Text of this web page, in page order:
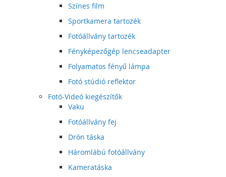
Színes film
Sportkamera tartozék
Fotóállvány tartozék
Fényképezőgép lencseadapter
Folyamatos fényű lámpa
Fotó stúdió reflektor
Fotó-Videó kiegészítők
Vaku
Fotóállvány fej
Drón táska
Háromlábú fotóállvány
Kameratáska